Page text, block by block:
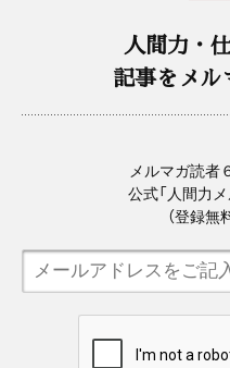
人間力・
記事をメル
メルマガ読者
公式「人間力
（登録無